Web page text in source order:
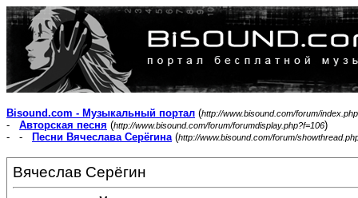
Bisound.com - Музыкальный портал (http://www.bisound.com/forum/index.php
- Авторская песня (http://www.bisound.com/forum/forumdisplay.php?f=106)
- -
Песни Вячеслава Серёгина(http://www.bisound.com/forum/
Вячеслав Серёгин